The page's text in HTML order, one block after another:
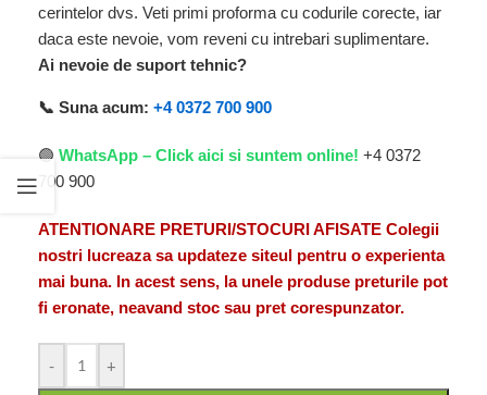
cerintelor dvs. Veti primi proforma cu codurile corecte, iar
daca este nevoie, vom reveni cu intrebari suplimentare.
Ai nevoie de suport tehnic?
📞 Suna acum: +4 0372 700 900
🟢 WhatsApp – Click aici si suntem online! +4 0372
700 900
ATENTIONARE PRETURI/STOCURI AFISATE Colegii
nostri lucreaza sa updateze siteul pentru o experienta
mai buna. In acest sens, la unele produse preturile pot
fi eronate, neavand stoc sau pret corespunzator.
- +